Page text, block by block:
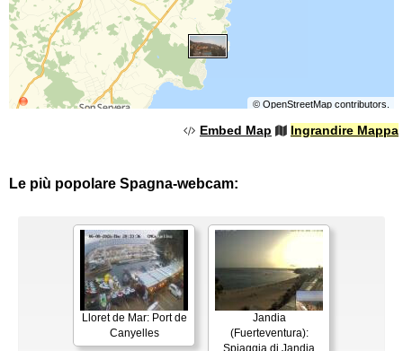
© OpenStreetMapcontributors.
Embed Map Ingrandire Mappa
Le più popolare Spagna-webcam:
Lloret de Mar: Port de
Canyelles
Jandia
(Fuerteventura):